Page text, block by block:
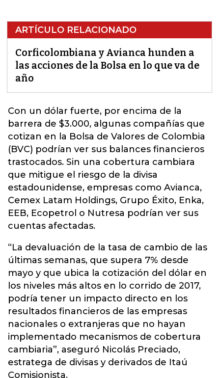
ARTÍCULO RELACIONADO
Corficolombiana y Avianca hunden a
las acciones de la Bolsa en lo que va de
año
Con un dólar fuerte, por encima de la
barrera de $3.000, algunas compañías que
cotizan en la Bolsa de Valores de Colombia
(BVC) podrían ver sus balances financieros
trastocados. Sin una cobertura cambiara
que mitigue el riesgo de la divisa
estadounidense, empresas como Avianca,
Cemex Latam Holdings, Grupo Éxito, Enka,
EEB, Ecopetrol o Nutresa podrían ver sus
cuentas afectadas.
“La devaluación de la tasa de cambio de las
últimas semanas, que supera 7% desde
mayo y que ubica la cotización del dólar en
los niveles más altos en lo corrido de 2017,
podría tener un impacto directo en los
resultados financieros de las empresas
nacionales o extranjeras que no hayan
implementado mecanismos de cobertura
cambiaria”, aseguró Nicolás Preciado,
estratega de divisas y derivados de Itaú
Comisionista.